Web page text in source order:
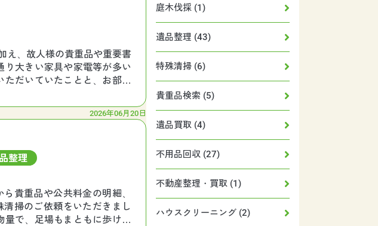
え、故人様の貴重品や重要書
大きい家具や家電等が多い
だいていたことと、お部屋
2026年06月20日
整理
貴重品や公共料金の明細、
掃のご依頼をいただきまし
で、足場もまともに歩ける
庭木伐採 (1)
遺品整理 (43)
特殊清掃 (6)
貴重品検索 (5)
遺品買取 (4)
不用品回収 (27)
不動産整理・買取 (1)
ハウスクリーニング (2)